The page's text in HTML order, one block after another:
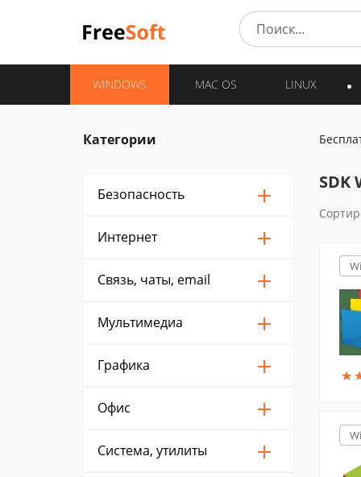
WINDOWS MAC OS LINUX
Категории
Безопасность
Интернет
Связь, чаты, email
Мультимедиа
Графика
Офис
Система, утилиты
SDK
★
★